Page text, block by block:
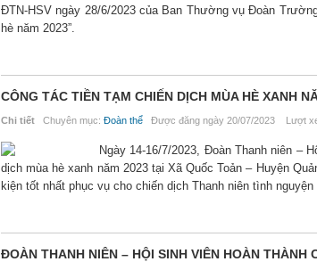
ĐTN-HSV ngày 28/6/2023 của Ban Thường vụ Đoàn
hè năm 2023”.
CÔNG TÁC TIỀN TẠM CHIẾN DỊCH MÙA HÈ XANH
Chi tiết Chuyên mục: Đoàn thể Được đăng ngày 20/07/2023 Lượt
Ngày 14-16/7/2023, Đoàn Thanh niên –
dịch mùa hè xanh năm 2023 tại Xã Quốc Toản – Huyện
kiện tốt nhất phục vụ cho chiến dịch Thanh niên tình
ĐOÀN THANH NIÊN – HỘI SINH VIÊN HOÀN